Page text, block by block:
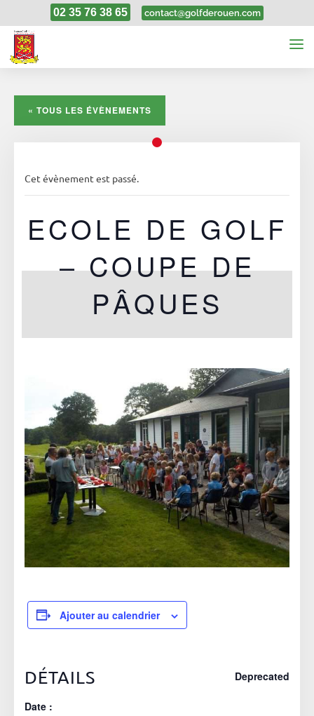
02 35 76 38 65 contact@golfderouen.com
« TOUS LES ÉVÈNEMENTS
Cet évènement est passé.
ECOLE DE GOLF
– COUPE DE
PÂQUES
Ajouter au calendrier
DÉTAILS
Date :
Deprecated